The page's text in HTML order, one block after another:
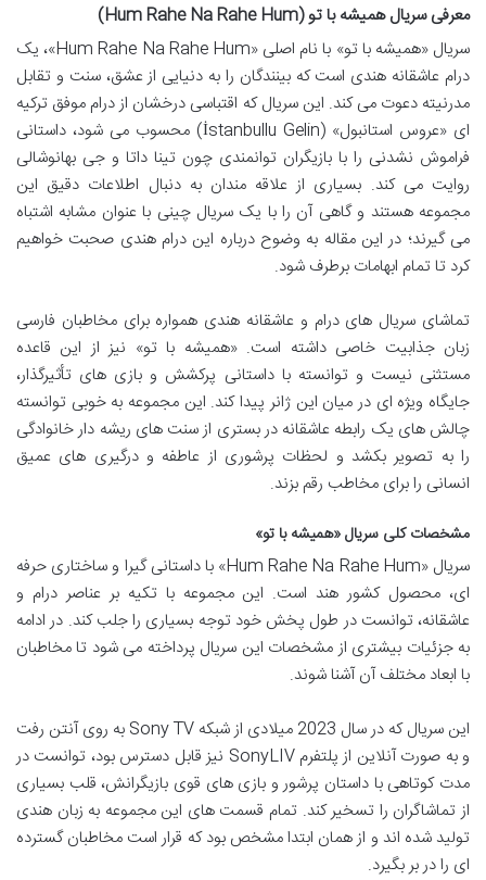
معرفی سریال همیشه با تو (Hum Rahe Na Rahe Hum)
سریال «همیشه با تو» با نام اصلی «Hum Rahe Na Rahe Hum»، یک
درام عاشقانه هندی است که بینندگان را به دنیایی از عشق، سنت و تقابل
مدرنیته دعوت می کند. این سریال که اقتباسی درخشان از درام موفق ترکیه
ای «عروس استانبول» (İstanbullu Gelin) محسوب می شود، داستانی
فراموش نشدنی را با بازیگران توانمندی چون تینا داتا و جی بهانوشالی
روایت می کند. بسیاری از علاقه مندان به دنبال اطلاعات دقیق این
مجموعه هستند و گاهی آن را با یک سریال چینی با عنوان مشابه اشتباه
می گیرند؛ در این مقاله به وضوح درباره این درام هندی صحبت خواهیم
کرد تا تمام ابهامات برطرف شود.
تماشای سریال های درام و عاشقانه هندی همواره برای مخاطبان فارسی
زبان جذابیت خاصی داشته است. «همیشه با تو» نیز از این قاعده
مستثنی نیست و توانسته با داستانی پرکشش و بازی های تأثیرگذار،
جایگاه ویژه ای در میان این ژانر پیدا کند. این مجموعه به خوبی توانسته
چالش های یک رابطه عاشقانه در بستری از سنت های ریشه دار خانوادگی
را به تصویر بکشد و لحظات پرشوری از عاطفه و درگیری های عمیق
انسانی را برای مخاطب رقم بزند.
مشخصات کلی سریال «همیشه با تو»
سریال «Hum Rahe Na Rahe Hum» با داستانی گیرا و ساختاری حرفه
ای، محصول کشور هند است. این مجموعه با تکیه بر عناصر درام و
عاشقانه، توانست در طول پخش خود توجه بسیاری را جلب کند. در ادامه
به جزئیات بیشتری از مشخصات این سریال پرداخته می شود تا مخاطبان
با ابعاد مختلف آن آشنا شوند.
این سریال که در سال 2023 میلادی از شبکه Sony TV به روی آنتن رفت
و به صورت آنلاین از پلتفرم SonyLIV نیز قابل دسترس بود، توانست در
مدت کوتاهی با داستان پرشور و بازی های قوی بازیگرانش، قلب بسیاری
از تماشاگران را تسخیر کند. تمام قسمت های این مجموعه به زبان هندی
تولید شده اند و از همان ابتدا مشخص بود که قرار است مخاطبان گسترده
ای را در بر بگیرد.